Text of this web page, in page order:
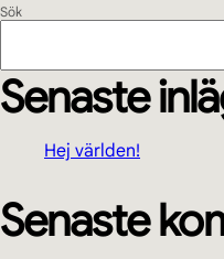
Primärt
sidofält
Sök
Senaste
Hej världen!
Senaste